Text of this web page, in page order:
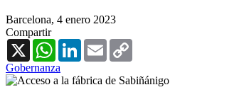
Barcelona, 4 enero 2023
Compartir
X
WhatsAppLinkedInEmail
Gobernanza